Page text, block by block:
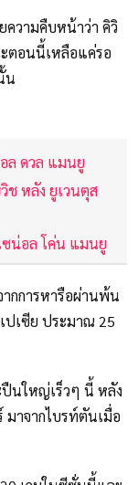
ความคืบหน้าว่า คิวิ
ะตอนนี้เหลือแค่รอ
น
ล ดวล แมนยู
ช หลัง ยูเวนตุส
ซน่อล โค่น แมนยู
ากการหารือผ่านพ้น
ปเซีย ประมาณ 25
ปืนใหญ่เร็วๆ นี้ หลัง
มาจากไบรท์ตันเมื่อ